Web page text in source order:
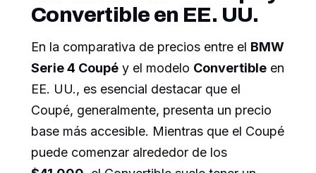
Convertible en EE. UU.
En la comparativa de precios entre el BMW
Serie 4 Coupé y el modelo Convertible en
EE. UU., es esencial destacar que el
Coupé, generalmente, presenta un precio
base más accesible. Mientras que el Coupé
puede comenzar alrededor de los